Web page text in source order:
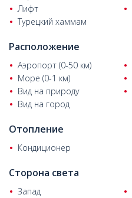
Лифт
Турецкий хаммам
Расположение
Аэропорт (0-50 км)
Море (0-1 км)
Вид на природу
Вид на город
Отопление
Кондиционер
Сторона света
Запад